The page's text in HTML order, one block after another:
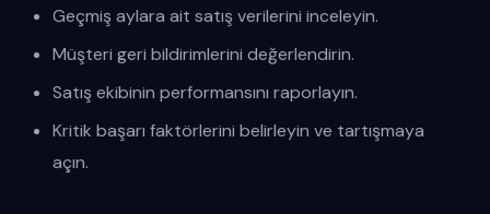
Geçmiş aylara ait satış verilerini inceleyin.
Müşteri geri bildirimlerini değerlendirin.
Satış ekibinin performansını raporlayın.
Kritik başarı faktörlerini belirleyin ve tartışmaya
açın.